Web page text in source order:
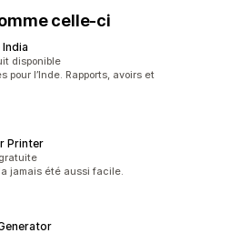
celle-ci
disponible
pour l’Inde. Rapports, avoirs et
Printer
jamais été aussi facile.